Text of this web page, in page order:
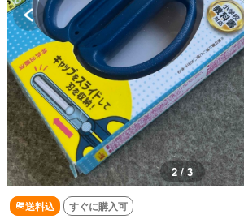
2 / 3
送料込 すぐに購入可